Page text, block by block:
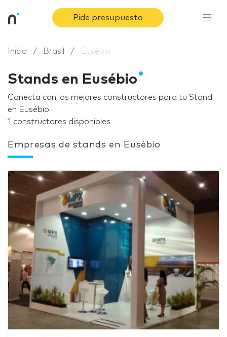
Pide presupuesto
Inicio Brasil Eusébio
Stands en Eusébio
Conecta con los mejores constructores para tu Stand
en Eusébio.
1 constructores disponibles
Empresas de stands en Eusébio